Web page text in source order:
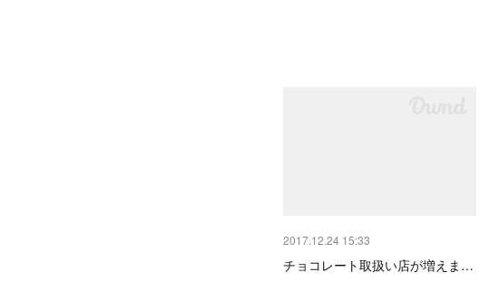
2017.12.24 15:33
チョコレート取扱い店が増えま…